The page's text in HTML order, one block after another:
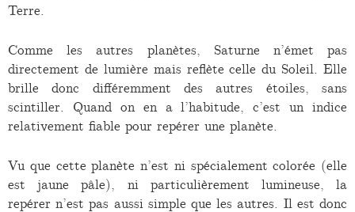
Terre.
Comme les autres planètes, Saturne n’émet pas
directement de lumière mais reflète celle du Soleil. Elle
brille donc différemment des autres étoiles, sans
scintiller. Quand on en a l’habitude, c’est un indice
relativement fiable pour repérer une planète.
Vu que cette planète n’est ni spécialement colorée (elle
est jaune pâle), ni particulièrement lumineuse, la
repérer n’est pas aussi simple que les autres. Il est donc